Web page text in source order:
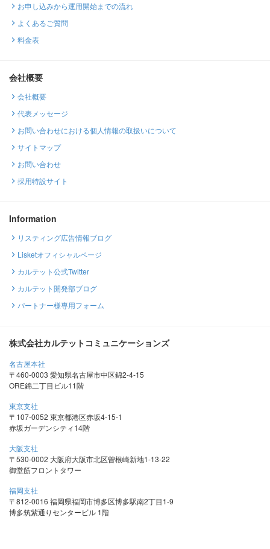
お申し込みから運用開始までの流れ
よくあるご質問
料金表
会社概要
会社概要
代表メッセージ
お問い合わせにおける個人情報の取扱いについて
サイトマップ
お問い合わせ
採用特設サイト
Information
リスティング広告情報ブログ
Lisketオフィシャルページ
カルテット公式Twitter
カルテット開発部ブログ
パートナー様専用フォーム
株式会社カルテットコミュニケーションズ
名古屋本社
〒460-0003 愛知県名古屋市中区錦2-4-15
ORE錦二丁目ビル11階
東京支社
〒107-0052 東京都港区赤坂4-15-1
赤坂ガーデンシティ14階
大阪支社
〒530-0002 大阪府大阪市北区曽根崎新地1-13-22
御堂筋フロントタワー
福岡支社
〒812-0016 福岡県福岡市博多区博多駅南2丁目1-9
博多筑紫通りセンタービル 1階